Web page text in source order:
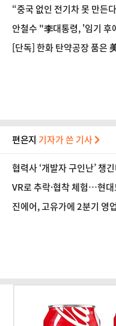
“중국 없인 전기차 못 만든
안철수 "李대통령, '임기 후
[단독] 한화 탄약공장 품은
편은지 기자가 쓴 기사
협력사 ‘개발자 구인난’ 챙
VR로 추락·협착 체험…현대
진에어, 고유가에 2분기